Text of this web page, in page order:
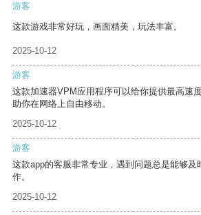
游客
这款游戏非常好玩，画面精美，玩法丰富。
2025-10-12
游客
这款加速器VPM应用程序可以给你提供最高速
助你在网络上自由移动。
2025-10-12
游客
这款app的客服非常专业，遇到问题总是能够及
作。
2025-10-12